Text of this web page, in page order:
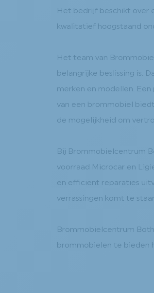
Het bedrijf beschikt over
kwalitatief hoogstaand
Het team van
belangrijke beslissing is.
merken en modellen.
van een brommobiel
de mogelijkheid om
Bij Brommobielcentrum
voorraad Microcar en
en efficiënt reparaties
verrassingen komt te
Brommobielcentrum
brommobielen te bieden